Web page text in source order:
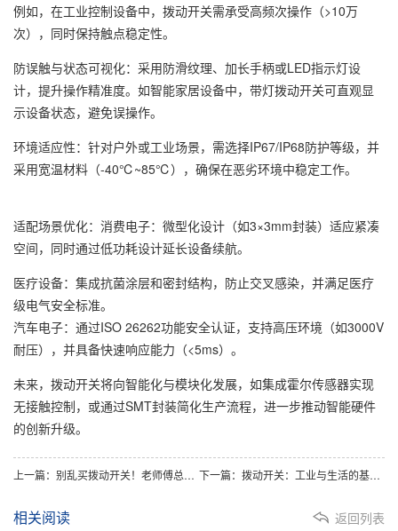
例如，在工业控制设备中，拨动开关需承受高频次操作（>10万
次），同时保持触点稳定性。
防误触与状态可视化：采用防滑纹理、加长手柄或LED指示灯设
计，提升操作精准度。如智能家居设备中，带灯拨动开关可直观显
示设备状态，避免误操作。
环境适应性：针对户外或工业场景，需选择IP67/IP68防护等级，并
采用宽温材料（-40℃~85℃），确保在恶劣环境中稳定工作。
适配场景优化：消费电子：微型化设计（如3×3mm封装）适应紧凑
空间，同时通过低功耗设计延长设备续航。
医疗设备：集成抗菌涂层和密封结构，防止交叉感染，并满足医疗
级电气安全标准。
汽车电子：通过ISO 26262功能安全认证，支持高压环境（如3000V
耐压），并具备快速响应能力（<5ms）。
未来，拨动开关将向智能化与模块化发展，如集成霍尔传感器实现
无接触控制，或通过SMT封装简化生产流程，进一步推动智能硬件
的创新升级。
上一篇：别乱买拨动开关！老师傅总结的选型技巧 下一篇：拨动开关：工业与生活的基础元件
返回列表
相关阅读